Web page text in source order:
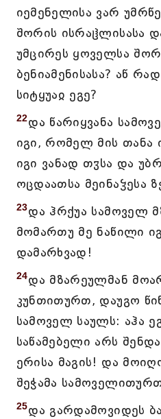
იემენელისა ვარ
შორის ისრაჱლისასა
უმცირეს ყოველსა
ბენიამენისასა? აწ
სიტყუაჲ ეგე?
22და წარიყვანა
იგი, რომელ მის თანა
იგი ვანად თჳსა და
ოცდაათსა მეინაჴესა
23და ჰრქუა სამოველ
მომართუ მე ნაწილი
დამარხვად!
24და მზარეულმან
კუნთითურთ, დაუგო
სამოველ საულს: აჰა
საწამებელი არს
ერისა მაგის! და
შეჭამა
25და გარდამოვიდეს